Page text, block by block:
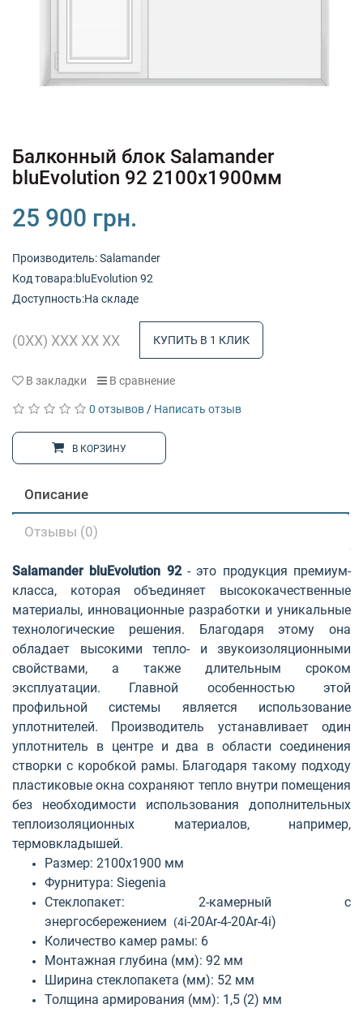
Балконный блок Salamander
bluEvolution 92 2100х1900мм
25 900 грн.
Производитель:Salamander
Код товарa:bluEvolution 92
Доступность:На складе
КУПИТЬ В 1 КЛИК
В закладки В сравнение
0 отзывов / Написать отзыв
В КОРЗИНУ
Описание
Отзывы (0)
Salamander bluЕvolution 92 - это продукция премиум-
класса, которая объединяет высококачественные
материалы, инновационные разработки и уникальные
технологические решения. Благодаря этому она
обладает высокими тепло- и звукоизоляционными
свойствами, а также длительным сроком
эксплуатации. Главной особенностью этой
профильной системы является использование
уплотнителей. Производитель устанавливает один
уплотнитель в центре и два в области соединения
створки с коробкой рамы. Благодаря такому подходу
пластиковые окна сохраняют тепло внутри помещения
без необходимости использования дополнительных
теплоизоляционных материалов, например,
термовкладышей.
Размер: 2100х1900 мм
Фурнитура: Siegenia
Стеклопакет: 2-камерный
с
энергосбережением
(4і-20Ar-4-20Ar-4i)
Количество камер рамы: 6
Монтажная глубина (мм): 92 мм
Ширина стеклопакета (мм): 52 мм
Толщина армирования (мм): 1,5 (2) мм